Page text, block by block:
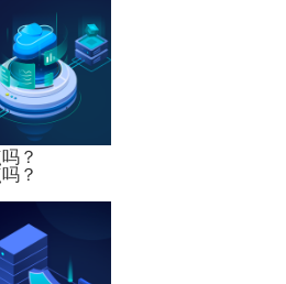
？
？